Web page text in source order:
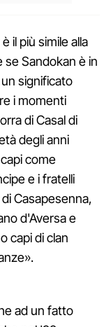
il più simile alla
se Sandokan è in
significato
i momenti
di Casal di
degli anni
come
e i fratelli
Casapesenna,
d'Aversa e
capi di clan
ad un fatto